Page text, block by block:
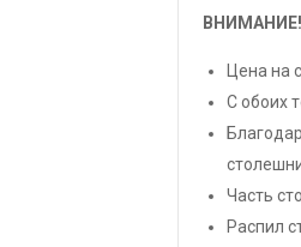
ВНИМАНИЕ!
Цена на
С обоих
Часть
Распил